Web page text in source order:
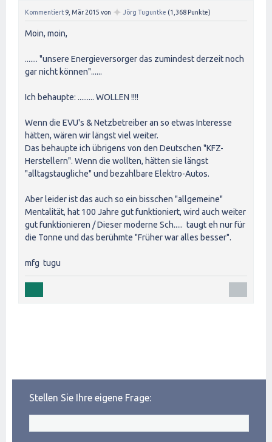
Kommentiert 9, Mär 2015 von ✦ Jörg Tuguntke (1,368 Punkte)
Moin, moin,
....... "unsere Energieversorger das zumindest derzeit noch
gar nicht können"......
Ich behaupte: ......... WOLLEN !!!!
Wenn die EVU's & Netzbetreiber an so etwas Interesse
hätten, wären wir längst viel weiter.
Das behaupte ich übrigens von den Deutschen "KFZ-
Herstellern". Wenn die wollten, hätten sie längst
"alltagstaugliche" und bezahlbare Elektro-Autos.
Aber leider ist das auch so ein bisschen "allgemeine"
Mentalität, hat 100 Jahre gut funktioniert, wird auch weiter
gut funktionieren / Dieser moderne Sch..... taugt eh nur für
die Tonne und das berühmte "Früher war alles besser".
mfg tugu
Stellen Sie Ihre eigene Frage: